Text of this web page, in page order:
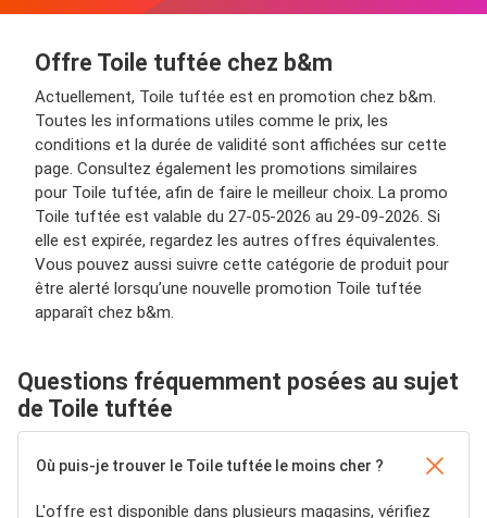
Offre Toile tuftée chez b&m
Actuellement, Toile tuftée est en promotion chez b&m.
Toutes les informations utiles comme le prix, les
conditions et la durée de validité sont affichées sur cette
page. Consultez également les promotions similaires
pour Toile tuftée, afin de faire le meilleur choix. La promo
Toile tuftée est valable du 27-05-2026 au 29-09-2026. Si
elle est expirée, regardez les autres offres équivalentes.
Vous pouvez aussi suivre cette catégorie de produit pour
être alerté lorsqu’une nouvelle promotion Toile tuftée
apparaît chez b&m.
Questions fréquemment posées au sujet
de Toile tuftée
Où puis-je trouver le Toile tuftée le moins cher ?
L'offre est disponible dans plusieurs magasins, vérifiez